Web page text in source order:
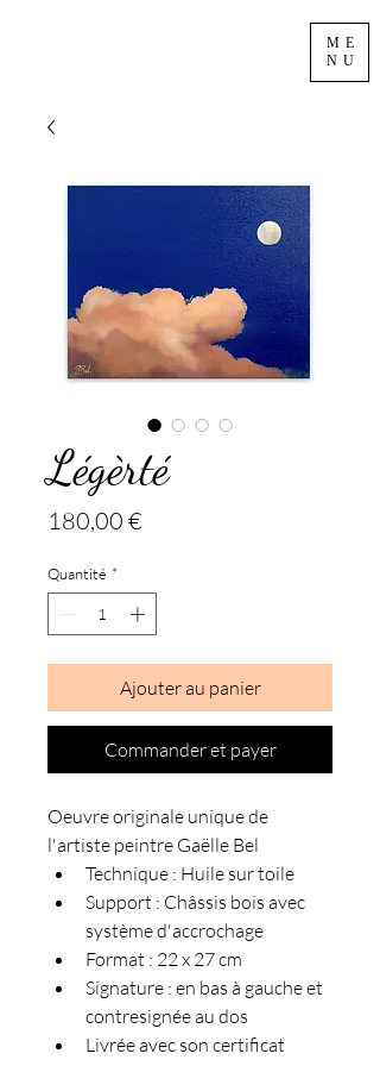
ME
NU
Légèrté
180,00 €
Quantité *
Ajouter au panier
Commander et payer
Oeuvre originale unique de
l'artiste peintre Gaëlle Bel
Technique : Huile sur toile
Support : Châssis bois avec
système d'accrochage
Format : 22 x 27 cm
Signature : en bas à gauche et
contresignée au dos
Livrée avec son certificat